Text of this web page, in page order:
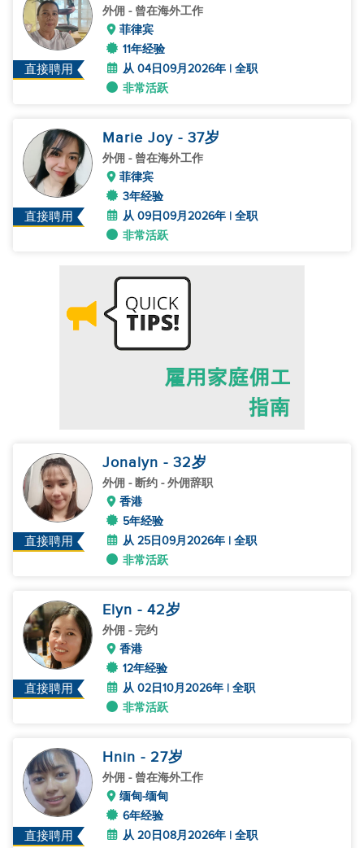
直接聘用
外佣 - 曾在海外工作
菲律宾
11年经验
从 04日09月2026年 | 全职
非常活跃
直接聘用
Marie Joy - 37岁
外佣 - 曾在海外工作
菲律宾
3年经验
从 09日09月2026年 | 全职
非常活跃
直接聘用
Jonalyn - 32岁
外佣 - 断约 - 外佣辞职
香港
5年经验
从 25日09月2026年 | 全职
非常活跃
直接聘用
Elyn - 42岁
外佣 - 完约
香港
12年经验
从 02日10月2026年 | 全职
非常活跃
直接聘用
Hnin - 27岁
外佣 - 曾在海外工作
缅甸-缅甸
6年经验
从 20日08月2026年 | 全职